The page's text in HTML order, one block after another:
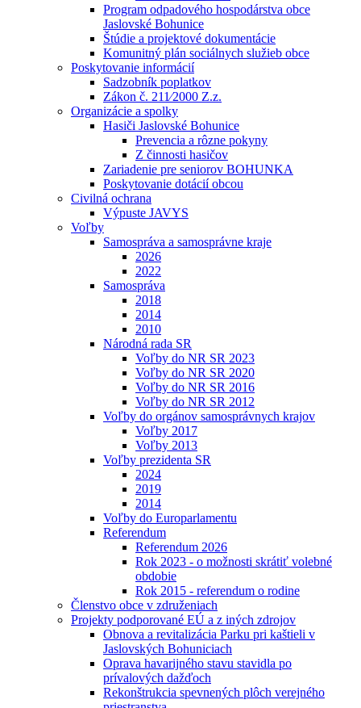
Program odpadového hospodárstva obce
Jaslovské Bohunice
Štúdie a projektové dokumentácie
Komunitný plán sociálnych služieb obce
Poskytovanie informácií
Sadzobník poplatkov
Zákon č. 211⁄2000 Z.z.
Organizácie a spolky
Hasiči Jaslovské Bohunice
Prevencia a rôzne pokyny
Z činnosti hasičov
Zariadenie pre seniorov BOHUNKA
Poskytovanie dotácií obcou
Civilná ochrana
Výpuste JAVYS
Voľby
Samospráva a samosprávne kraje
2026
2022
Samospráva
2018
2014
2010
Národná rada SR
Voľby do NR SR 2023
Voľby do NR SR 2020
Voľby do NR SR 2016
Voľby do NR SR 2012
Voľby do orgánov samosprávnych krajov
Voľby 2017
Voľby 2013
Voľby prezidenta SR
2024
2019
2014
Voľby do Europarlamentu
Referendum
Referendum 2026
Rok 2023 - o možnosti skrátiť volebné
obdobie
Rok 2015 - referendum o rodine
Členstvo obce v združeniach
Projekty podporované EÚ a z iných zdrojov
Obnova a revitalizácia Parku pri kaštieli v
Jaslovských Bohuniciach
Oprava havarijného stavu stavidla po
prívalových dažďoch
Rekonštrukcia spevnených plôch verejného